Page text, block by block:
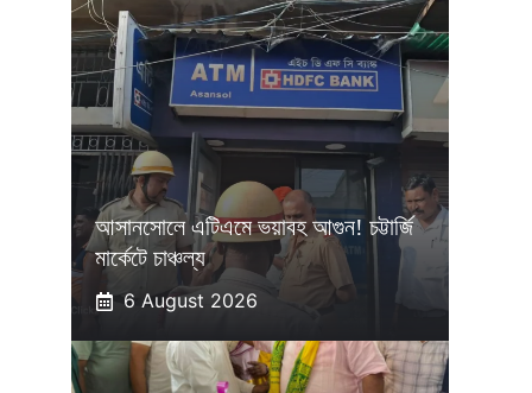
আসানসোলে এটিএমে ভয়াবহ আগুন! চট্টার্জি
মার্কেটে চাঞ্চল্য
6 August 2026